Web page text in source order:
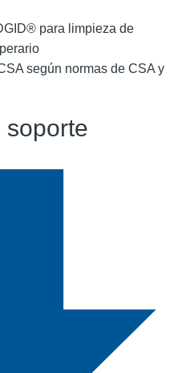
para limpieza de
según normas de CSA y
soporte